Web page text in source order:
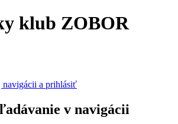
klub ZOBOR
navigácii a prihlásiť
v navigácii